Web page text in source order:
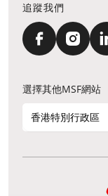
追蹤我們
選擇其他MSF網站
香港特別行政區